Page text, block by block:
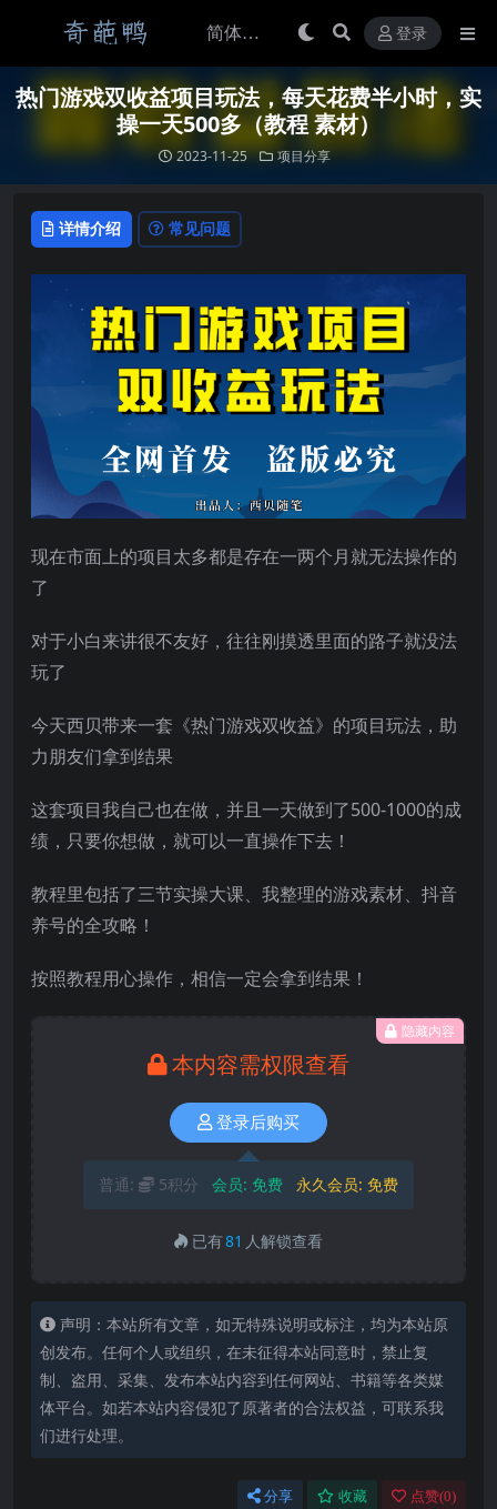
登录
热门游戏双收益项目玩法，每天花费半小时，实
操一天500多（教程 素材）
2023-11-25 项目分享
详情介绍 常见问题
现在市面上的项目太多都是存在一两个月就无法操作的
了
对于小白来讲很不友好，往往刚摸透里面的路子就没法
玩了
今天西贝带来一套《热门游戏双收益》的项目玩法，助
力朋友们拿到结果
这套项目我自己也在做，并且一天做到了500-1000的成
绩，只要你想做，就可以一直操作下去！
教程里包括了三节实操大课、我整理的游戏素材、抖音
养号的全攻略！
按照教程用心操作，相信一定会拿到结果！
隐藏内容
本内容需权限查看
登录后购买
普通: 5积分 会员: 免费 永久会员: 免费
已有81 人解锁查看
声明：本站所有文章，如无特殊说明或标注，均为本站原
创发布。任何个人或组织，在未征得本站同意时，禁止复
制、盗用、采集、发布本站内容到任何网站、书籍等各类媒
体平台。如若本站内容侵犯了原著者的合法权益，可联系我
们进行处理。
分享 收藏 点赞(0)